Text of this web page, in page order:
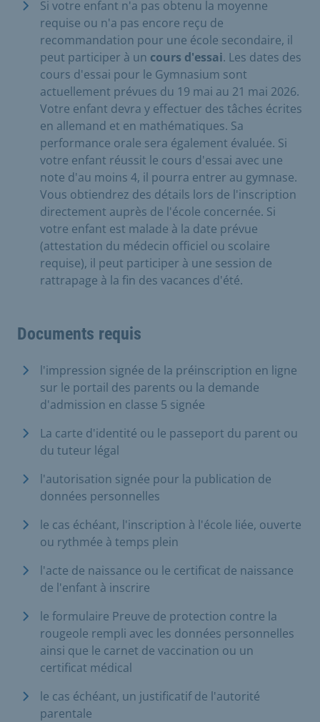
Si votre enfant n'a pas obtenu la moyenne
requise ou n'a pas encore reçu de
recommandation pour une école secondaire, il
peut participer à un cours d'essai. Les dates des
cours d'essai pour le Gymnasium sont
actuellement prévues du 19 mai au 21 mai 2026.
Votre enfant devra y effectuer des tâches écrites
en allemand et en mathématiques. Sa
performance orale sera également évaluée. Si
votre enfant réussit le cours d'essai avec une
note d'au moins 4, il pourra entrer au gymnase.
Vous obtiendrez des détails lors de l'inscription
directement auprès de l'école concernée. Si
votre enfant est malade à la date prévue
(attestation du médecin officiel ou scolaire
requise), il peut participer à une session de
rattrapage à la fin des vacances d'été.
Documents requis
l'impression signée de la préinscription en ligne
sur le portail des parents ou la demande
d'admission en classe 5 signée
La carte d'identité ou le passeport du parent ou
du tuteur légal
l'autorisation signée pour la publication de
données personnelles
le cas échéant, l'inscription à l'école liée, ouverte
ou rythmée à temps plein
l'acte de naissance ou le certificat de naissance
de l'enfant à inscrire
le formulaire Preuve de protection contre la
rougeole rempli avec les données personnelles
ainsi que le carnet de vaccination ou un
certificat médical
le cas échéant, un justificatif de l'autorité
parentale